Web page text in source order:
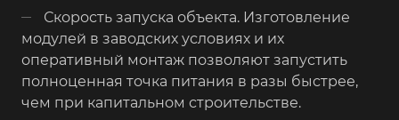
Скорость запуска объекта. Изготовление
модулей в заводских условиях и их
оперативный монтаж позволяют запустить
полноценная точка питания в разы быстрее,
чем при капитальном строительстве.